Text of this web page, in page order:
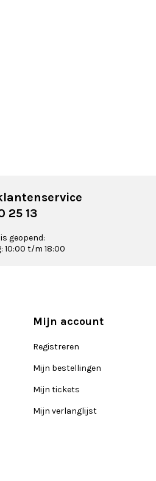
25 13
geopend:
10:00 t/m 18:00
Mijn account
Registreren
Mijn bestellingen
Mijn tickets
Mijn verlanglijst